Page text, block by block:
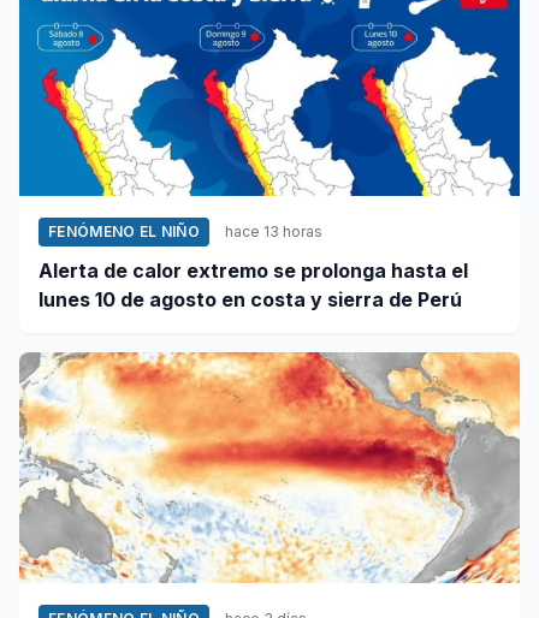
FENÓMENO EL NIÑO hace 13 horas
Alerta de calor extremo se prolonga hasta el
lunes 10 de agosto en costa y sierra de Perú